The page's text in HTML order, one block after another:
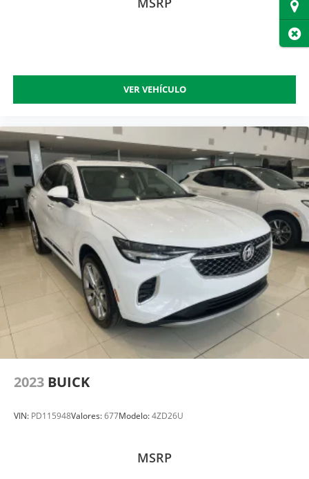
VER VEHÍCULO
2023 BUICK
VIN: PD115948Valores:677Modelo:4ZD26U
MSRP